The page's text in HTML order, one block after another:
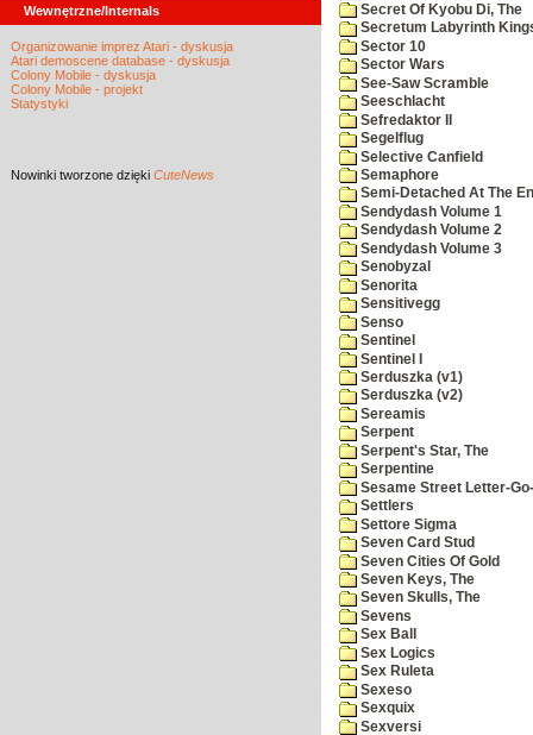
Wewnętrzne/Internals
Organizowanie imprez Atari - dyskusja
Atari demoscene database - dyskusja
Colony Mobile - dyskusja
Colony Mobile - projekt
Statystyki
Nowinki tworzone dzięki CuteNews
Secret Of Kyobu Di, The
Secretum Labyrinth
Sector 10
Sector Wars
See-Saw Scramble
Seeschlacht
Sefredaktor II
Segelflug
Selective Canfield
Semaphore
Semi-Detached At The
Sendydash Volume 1
Sendydash Volume 2
Sendydash Volume 3
Senobyzal
Senorita
Sensitivegg
Senso
Sentinel
Sentinel I
Serduszka (v1)
Serduszka (v2)
Sereamis
Serpent
Serpent's Star, The
Serpentine
Sesame Street Letter-
Settlers
Settore Sigma
Seven Card Stud
Seven Cities Of Gold
Seven Keys, The
Seven Skulls, The
Sevens
Sex Ball
Sex Logics
Sex Ruleta
Sexeso
Sexquix
Sexversi